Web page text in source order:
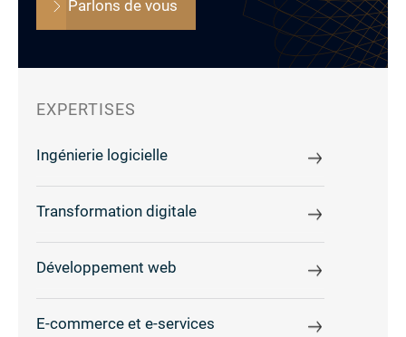
Parlons de vous
EXPERTISES
Ingénierie logicielle
Transformation digitale
Développement web
E-commerce et e-services